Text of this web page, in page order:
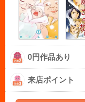
0円作品あり
来店ポイント